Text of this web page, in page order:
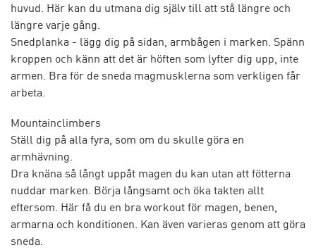
huvud. Här kan du utmana dig själv till att stå längre och
längre varje gång.
Snedplanka - lägg dig på sidan, armbågen i marken. Spänn
kroppen och känn att det är höften som lyfter dig upp, inte
armen. Bra för de sneda magmusklerna som verkligen får
arbeta.
Mountainclimbers
Ställ dig på alla fyra, som om du skulle göra en
armhävning.
Dra knäna så långt uppåt magen du kan utan att fötterna
nuddar marken. Börja långsamt och öka takten allt
eftersom. Här få du en bra workout för magen, benen,
armarna och konditionen. Kan även varieras genom att göra
sneda.